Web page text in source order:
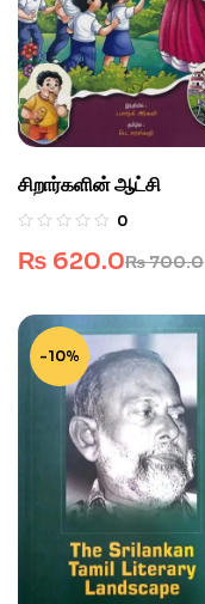
சிறார்களின் ஆட்சி
0
₨700.0
₨ 620.0
-10%